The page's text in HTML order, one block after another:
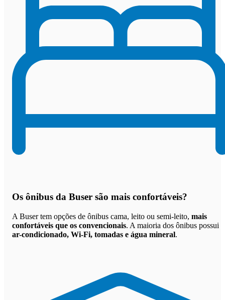
Os ônibus da Buser são mais confortáveis?
A Buser tem opções de ônibus cama, leito ou semi-leito, mais
confortáveis que os convencionais. A maioria dos ônibus possui
ar-condicionado, Wi-Fi, tomadas e água mineral.